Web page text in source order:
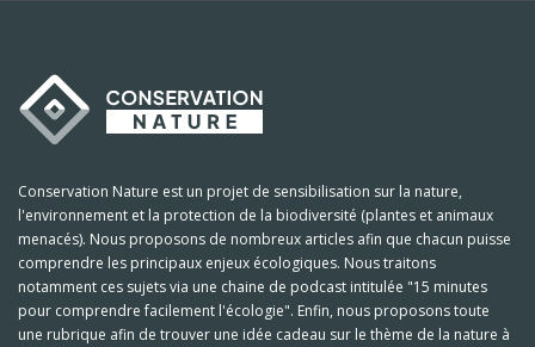
Conservation Nature est un projet de sensibilisation sur la nature,
l'environnement et la protection de la biodiversité (plantes et animaux
menacés). Nous proposons de nombreux articles afin que chacun puisse
comprendre les principaux enjeux écologiques. Nous traitons
notamment ces sujets via une chaine de podcast intitulée "15 minutes
pour comprendre facilement l'écologie". Enfin, nous proposons toute
une rubrique afin de trouver une idée cadeau sur le thème de la nature à